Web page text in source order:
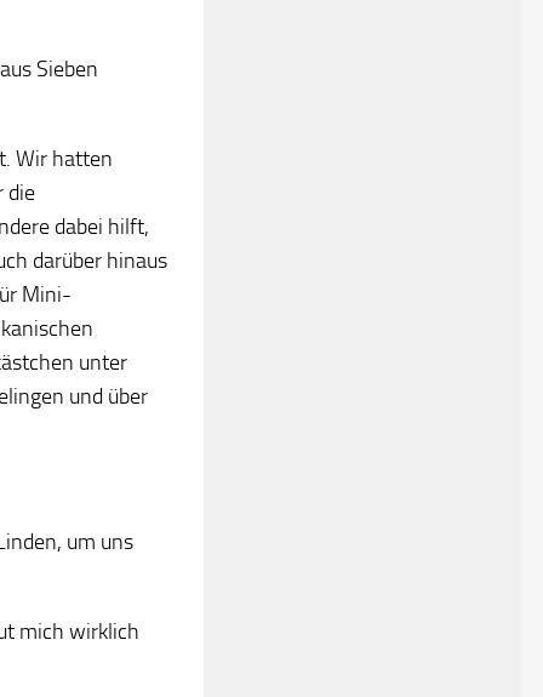
Sieben
Wir hatten
die
dabei hilft,
darüber hinaus
Mini-
unter
und über
um uns
mich wirklich